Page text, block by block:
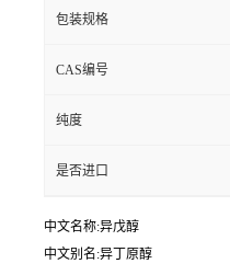
包装规格
CAS编号
纯度
是否进口
中文名称:异戊醇
中文别名:异丁原醇